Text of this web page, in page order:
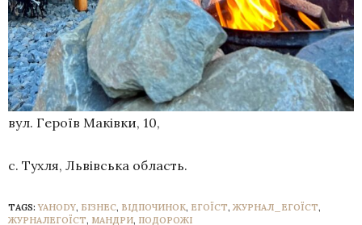
вул. Героїв Маківки, 10,
с. Тухля, Львівська область.
TAGS: YAHODY, БІЗНЕС, ВІДПОЧИНОК, ЕГОЇСТ, ЖУРНАЛ_ЕГОЇСТ,
ЖУРНАЛЕГОЇСТ, МАНДРИ, ПОДОРОЖІ